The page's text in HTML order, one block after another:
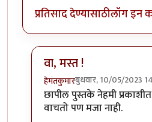
प्रतिसाद देण्यासाठीलॉग इन
वा, मस्त !
हेमंतकुमारबुधवार, 10/05/2023
In reply toतीस एप्रिल
छापील पुस्तके नेहमी
वाचतो पण मजा नाही.